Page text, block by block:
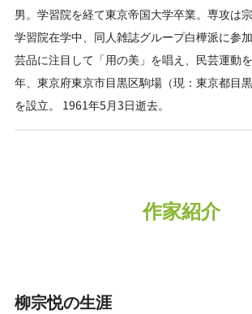
男。学習院を経て東京帝国大学卒業。専攻は
学習院在学中、同人雑誌グループ白樺派に参
芸品に注目して「用の美」を唱え、民芸運動
年、東京府東京市目黒区駒場（現：東京都目
を設立。 1961年5月3日逝去。
作家紹介
柳宗悦の生涯